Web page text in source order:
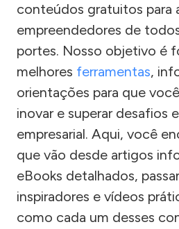
conteúdos gratuitos para
empreendedores de
portes. Nosso objetivo é
melhores ferramentas,
orientações para que
inovar e superar desafios
empresarial. Aqui, você
que vão desde artigos
eBooks detalhados,
inspiradores e vídeos
como cada um desses